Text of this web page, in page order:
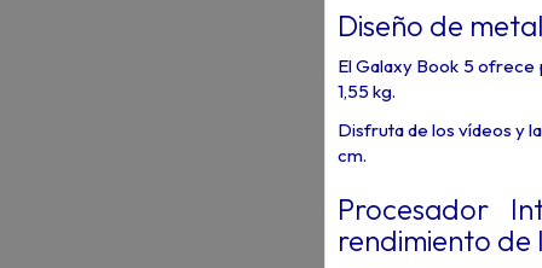
Diseño de
El Galaxy Book 5
1,55 kg.
Disfruta de los vídeos y
cm.
Procesador
rendimiento de